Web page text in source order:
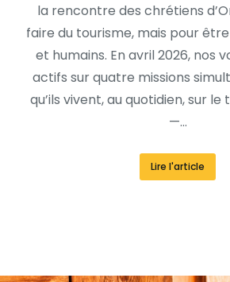
la rencontre des chrétiens
faire du tourisme, mais pour
et humains. En avril 2026, nos
actifs sur quatre missions
qu’ils vivent, au quotidien, sur
—…
Lire l'article